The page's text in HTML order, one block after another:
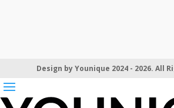
Design by Younique 2024 - 2026. All